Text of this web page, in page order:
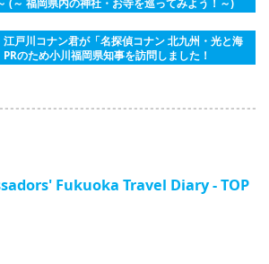
江戸川コナン君が「名探偵コナン 北九州・光と海
のため小川福岡県知事を訪問しました！
Fukuoka Travel Diary - TOP